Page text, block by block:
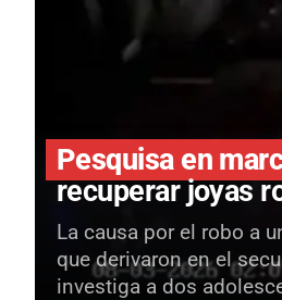
Pesquisa en
recuperar joyas
La causa por el robo a
que derivaron en el
investiga a dos